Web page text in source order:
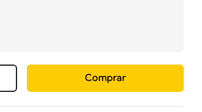
Comprar